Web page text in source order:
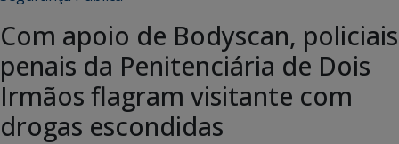
Com apoio de Bodyscan, policiais
penais da Penitenciária de Dois
Irmãos flagram visitante com
drogas escondidas